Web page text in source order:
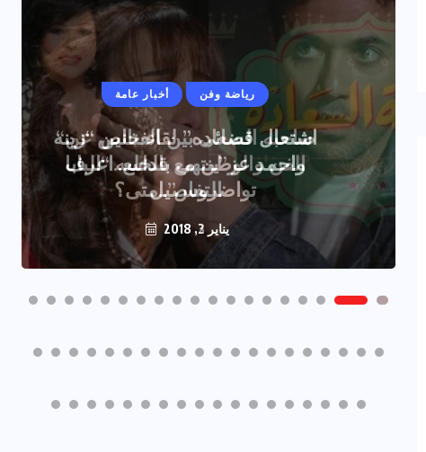
أخبار عامة رياضة وفن
اشتعال قضائى بين الفنانين “زينه
واحمد عز”ينتهى بالخلع..اعرف
التفاصيل
يناير 2, 2018